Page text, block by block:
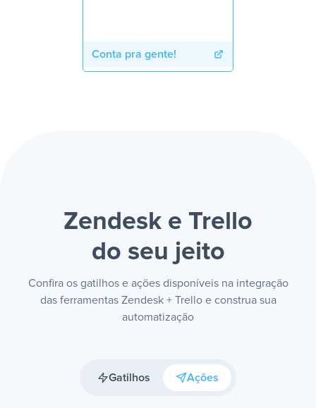
Conta pra gente!
Zendesk e Trello
do seu jeito
Confira os gatilhos e ações disponíveis na integração
das ferramentas Zendesk + Trello e construa sua
automatização
Gatilhos Ações